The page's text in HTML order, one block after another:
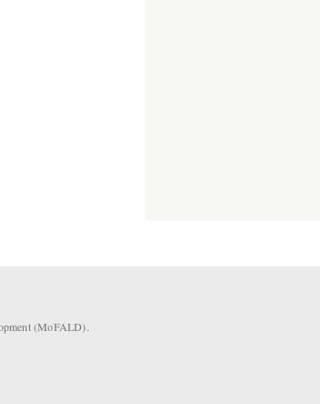
(MoFALD).